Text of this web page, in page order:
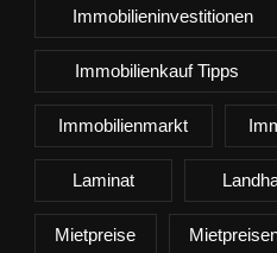
Immobilieninvestitionen
Immobilienkauf Tipps
Immobilienmarkt
Laminat
Mietpreise